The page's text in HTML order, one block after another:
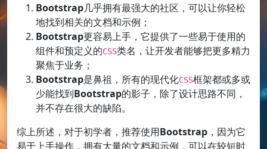
Bootstrap几乎拥有最强大的社区，可以让你轻松
地找到相关的文档和示例；
Bootstrap更容易上手，它提供了一些易于使用的
组件和预定义的CSS类名，让开发者能够把更多精力
聚焦于业务；
Bootstrap是鼻祖，所有的现代化CSS框架都或多或
少能找到Bootstrap的影子，除了设计思路不同，
并不存在很大的缺陷。
综上所述，对于初学者，推荐使用Bootstrap ，因为它
易于上手操作，拥有大量的文档和示例，可以在较短时